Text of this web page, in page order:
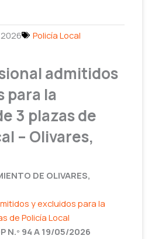
Policía Local
admitidos
para la
3 plazas de
– Olivares,
DE OLIVARES,
y excluidos para la
de Policía Local
N.º 94 A 19/05/2026